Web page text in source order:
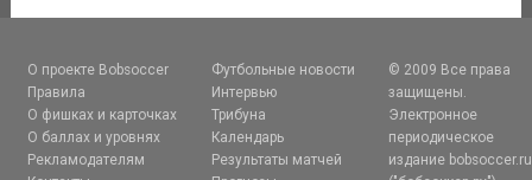
О проекте Bobsoccer
Правила
О фишках и карточках
О баллах и уровнях
Рекламодателям
Футбольные новости
Интервью
Трибуна
Календарь
Результаты матчей
© 2009 Все права
защищены.
Электронное
периодическое
издание bobsoccer.ru